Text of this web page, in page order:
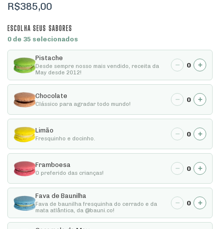
R$385,00
ESCOLHA SEUS SABORES
0 de 35 selecionados
Pistache
Desde sempre nosso mais vendido, receita da
May desde 2012!
− 0 +
Chocolate
Clássico para agradar todo mundo!
− 0 +
Limão
Fresquinho e docinho.
− 0 +
Framboesa
O preferido das crianças!
− 0 +
Fava de Baunilha
Fava de baunilha fresquinha do cerrado e da
mata atlântica, da @bauni.co!
− 0 +